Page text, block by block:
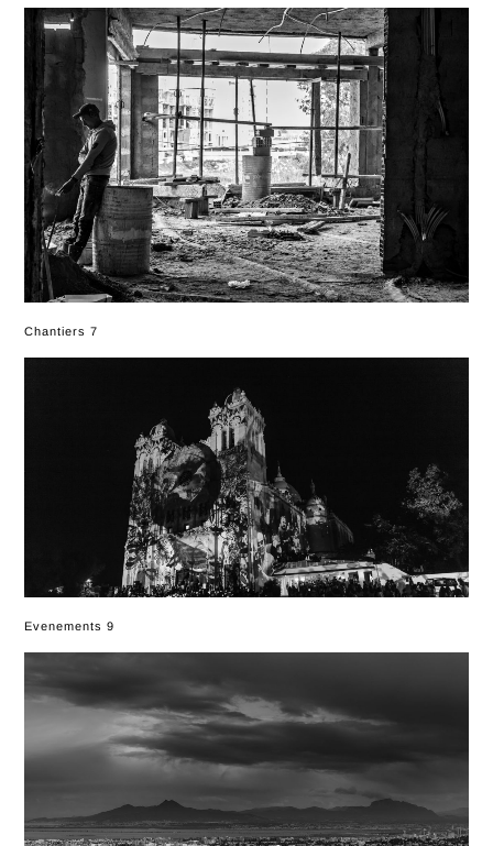
Chantiers 7
Evenements 9